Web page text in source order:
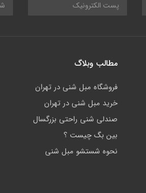
مطالب وبلاگ
فروشگاه مبل شنی در تهران
خرید مبل شنی در تهران
صندلی شنی راحتی بزرگسال
بین بگ چیست ؟
نحوه شستشو مبل شنی